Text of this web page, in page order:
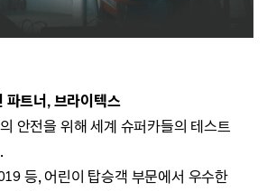
파트너, 브라이텍스
안전을 위해 세계 슈퍼카들의 테스트
등, 어린이 탑승객 부문에서 우수한